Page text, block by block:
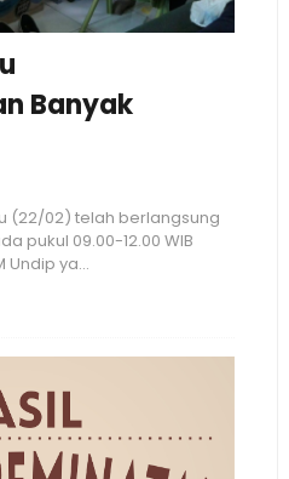
Banyak
(22/02) telah berlangsung
pukul 09.00-12.00 WIB
Undip ya...